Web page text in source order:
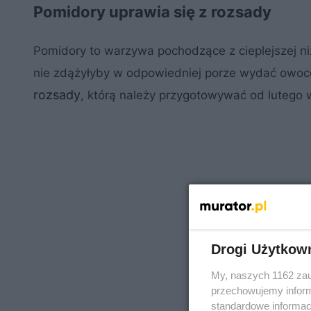
Pomidory uprawia się z rozsady
Pomidory to warzywa pochodzące z cieplejszej
nie zdążyłyby w odpowiedniej porze wydać
rozsady, którą należy przygotowywać od lutego
Drogi
My, naszych 1162
przechowujemy
standardowe